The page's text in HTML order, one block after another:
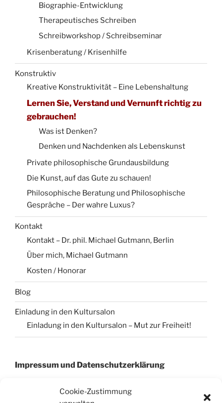
Cookie-Zustimmung
Biographie-Entwicklung
Therapeutisches Schreiben
Schreibworkshop / Schreibseminar
Krisenberatung / Krisenhilfe
Konstruktiv
Kreative Konstruktivität – Eine Lebenshaltung
Lernen Sie, Verstand und Vernunft richtig zu
gebrauchen!
Was ist Denken?
Denken und Nachdenken als Lebenskunst
Private philosophische Grundausbildung
Die Kunst, auf das Gute zu schauen!
Philosophische Beratung und Philosophische
Gespräche – Der wahre Luxus?
Kontakt
Kontakt – Dr. phil. Michael Gutmann, Berlin
Über mich, Michael Gutmann
Kosten / Honorar
Blog
Einladung in den Kultursalon
Einladung in den Kultursalon – Mut zur Freiheit!
Impressum und Datenschutzerklärung